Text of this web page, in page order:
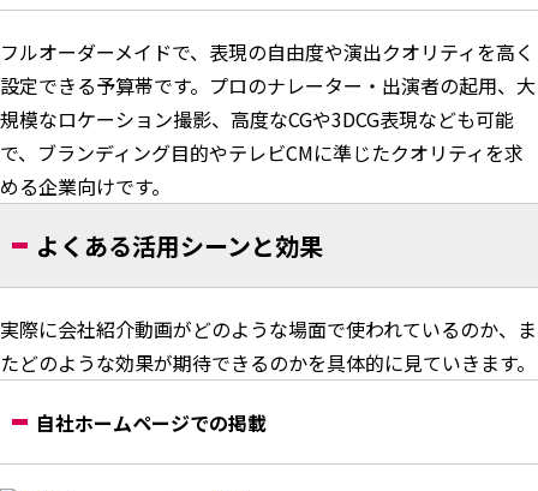
フルオーダーメイドで、表現の自由度や演出クオリティを高く
設定できる予算帯です。プロのナレーター・出演者の起用、大
規模なロケーション撮影、高度なCGや3DCG表現なども可能
で、ブランディング目的やテレビCMに準じたクオリティを求
める企業向けです。
よくある活用シーンと効果
実際に会社紹介動画がどのような場面で使われているのか、ま
たどのような効果が期待できるのかを具体的に見ていきます。
自社ホームページでの掲載